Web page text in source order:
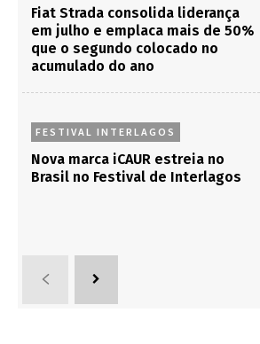
Fiat Strada consolida liderança
em julho e emplaca mais de 50%
que o segundo colocado no
acumulado do ano
FESTIVAL INTERLAGOS
Nova marca iCAUR estreia no
Brasil no Festival de Interlagos